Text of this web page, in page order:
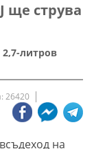
ще струва
литров
26420
на